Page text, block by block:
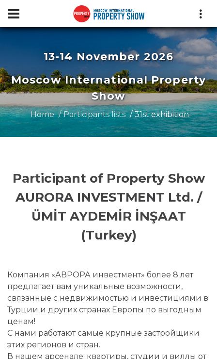
13-14 November 2026
Moscow International Property
Show
Home Participants lists 31st exhibition
Participant of Property Show
AURORA INVESTMENT Ltd. /
ÜMİT AYDEMİR İNŞAAT
(Turkey)
Компания «АВРОРА инвестмент» более 8 лет
предлагает вам уникальные возможности,
связанные с недвижимостью и инвестициями в
Турции и других странах Европы по выгодным
ценам!
С нами работают самые крупные застройщики
этих регионов и стран.
В нашем арсенале: квартиры, студии и виллы от